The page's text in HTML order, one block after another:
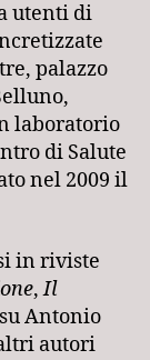
utenti di
palazzo
laboratorio
di Salute
nel 2009 il
in riviste
,Il
Antonio
autori